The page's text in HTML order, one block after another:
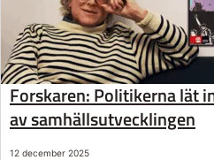
Forskaren: Politikerna lät
av samhällsutvecklingen
12 december 2025